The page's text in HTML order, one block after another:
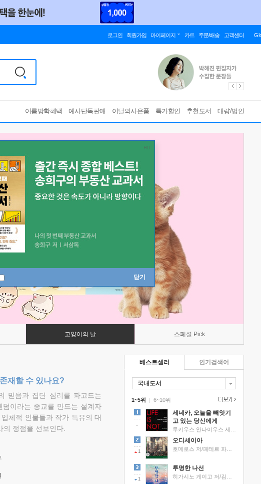
로그인 회원가입 마이페이지 카트 주문/배송 고객센터
여름방학혜택 예사단독판매 이달의사은품 특가할인 추천도서 대량/법인
닫기
고양이의 날 스페셜 Pick
재할 수 있나요?
믿음과 집단 심리를 파고드는
이라는 종교를 만드는 설계자
체적 인물들과 작가 특유의 대
정점을 선보인다.
베스트셀러
국내도서
1~5위 |
세네카, 오늘을 빼앗기
고 있는 당신에게
1
오디세이아
1
투명한 나선
6~10위
인기검색어